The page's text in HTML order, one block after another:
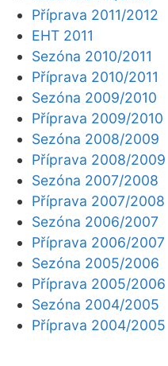
Příprava 2011/2012
EHT 2011
Sezóna 2010/2011
Příprava 2010/2011
Sezóna 2009/2010
Příprava 2009/2010
Sezóna 2008/2009
Příprava 2008/2009
Sezóna 2007/2008
Příprava 2007/2008
Sezóna 2006/2007
Příprava 2006/2007
Sezóna 2005/2006
Příprava 2005/2006
Sezóna 2004/2005
Příprava 2004/2005